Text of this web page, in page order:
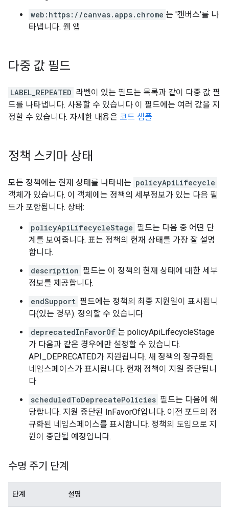
web:https://canvas.apps.chrome 는 '캔버스'를 나
타냅니다. 웹 앱
다중 값 필드
LABEL_REPEATED 라벨이 있는 필드는 목록과 같이 다중 값 필
드를 나타냅니다. 사용할 수 있습니다 이 필드에는 여러 값을 지
정할 수 있습니다. 자세한 내용은 코드 샘플
정책 스키마 상태
모든 정책에는 현재 상태를 나타내는 policyApiLifecycle
객체가 있습니다. 이 객체에는 정책의 세부정보가 있는 다음 필
드가 포함됩니다. 상태:
policyApiLifecycleStage 필드는 다음 중 어떤 단
계를 보여줍니다. 표는 정책의 현재 상태를 가장 잘 설명
합니다.
description 필드는 이 정책의 현재 상태에 대한 세부
정보를 제공합니다.
endSupport 필드에는 정책의 최종 지원일이 표시됩니
다(있는 경우). 정의할 수 있습니다
deprecatedInFavorOf 는 policyApiLifecycleStage
가 다음과 같은 경우에만 설정할 수 있습니다.
API_DEPRECATED가 지원됩니다. 새 정책의 정규화된
네임스페이스가 표시됩니다. 현재 정책이 지원 중단됩니
다
scheduledToDeprecatePolicies 필드는 다음에 해
당합니다. 지원 중단된 InFavorOf입니다. 이전 포드의 정
규화된 네임스페이스를 표시합니다. 정책의 도입으로 지
원이 중단될 예정입니다.
수명 주기 단계
단계 설명